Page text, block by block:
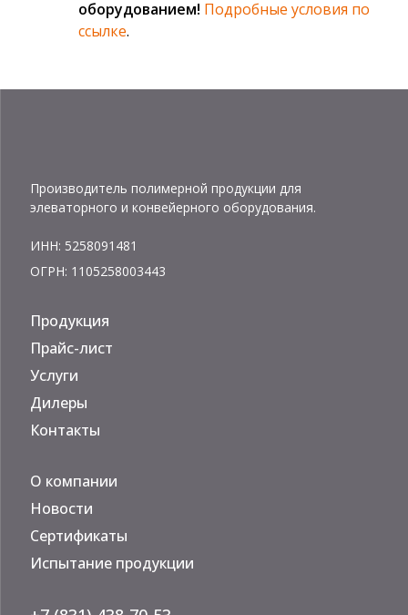
оборудованием! Подробные условия по
ссылке.
Производитель полимерной продукции для
элеваторного и конвейерного оборудования.
ИНН: 5258091481
ОГРН: 1105258003443
Продукция
Прайс-лист
Услуги
Дилеры
Контакты
О компании
Новости
Сертификаты
Испытание продукции